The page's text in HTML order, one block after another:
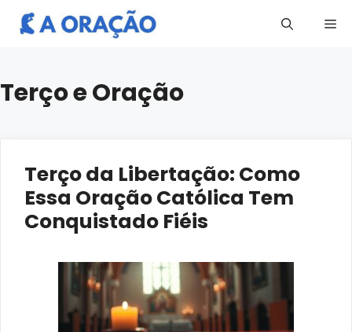
Pular
para
Terço e Oração
Terço da Libertação: Como
Essa Oração Católica Tem
Conquistado Fiéis